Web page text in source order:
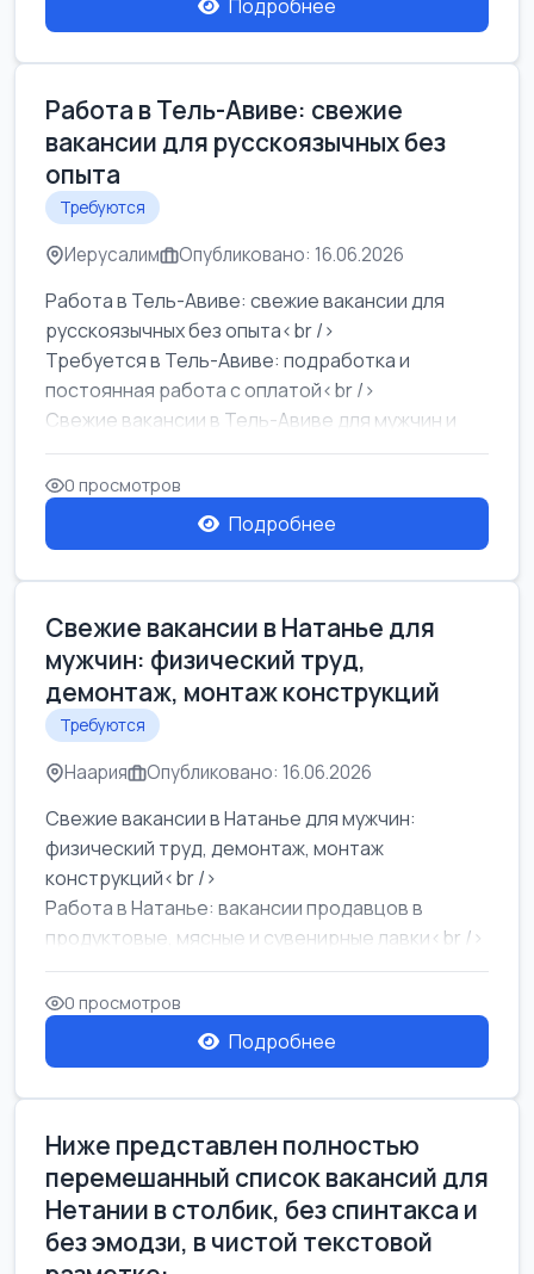
Подробнее
Работа в Тель-Авиве: свежие
вакансии для русскоязычных без
опыта
Требуются
Иерусалим Опубликовано: 16.06.2026
Работа в Тель-Авиве: свежие вакансии для
русскоязычных без опыта<br />
Требуется в Тель-Авиве: подработка и
постоянная работа с оплатой<br />
Свежие вакансии в Тель-Авиве для мужчин и
женщин от хозя...
0 просмотров
Подробнее
Свежие вакансии в Натанье для
мужчин: физический труд,
демонтаж, монтаж конструкций
Требуются
Наария Опубликовано: 16.06.2026
Свежие вакансии в Натанье для мужчин:
физический труд, демонтаж, монтаж
конструкций<br />
Работа в Натанье: вакансии продавцов в
продуктовые, мясные и сувенирные лавки<br />
Разнорабочий на сборку м...
0 просмотров
Подробнее
Ниже представлен полностью
перемешанный список вакансий для
Нетании в столбик, без спинтакса и
без эмодзи, в чистой текстовой